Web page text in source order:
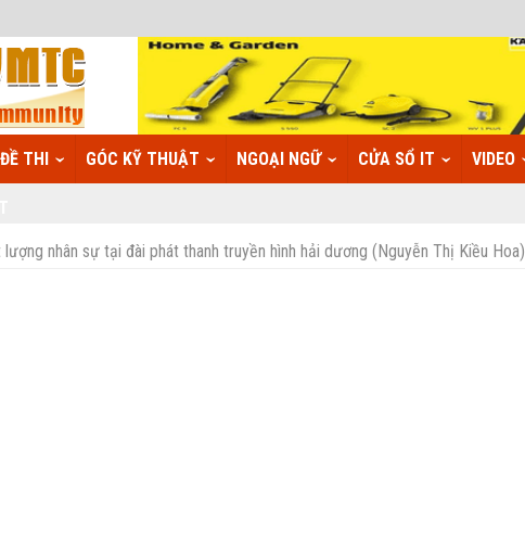
ĐỀ THI GÓC KỸ THUẬT NGOẠI NGỮ CỬA SỔ IT VIDEO
nhân sự tại đài phát thanh truyền hình hải dương (Nguyễn Thị Kiều Hoa)